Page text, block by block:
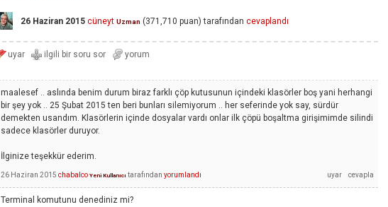
26 Haziran 2015 cüneyt Uzman (371,710 puan) tarafından cevaplandı
maalesef .. aslında benim durum biraz farklı çöp kutusunun içindeki klasörler boş yani herhangi
bir şey yok .. 25 Şubat 2015 ten beri bunları silemiyorum .. her seferinde yok say, sürdür
demekten usandım. Klasörlerin içinde dosyalar vardı onlar ilk çöpü boşaltma girişimimde silindi
sadece klasörler duruyor.
İlginize teşekkür ederim.
26 Haziran 2015 chabalco Yeni Kullanıcı tarafından yorumlandı
Terminal komutunu denediniz mi?